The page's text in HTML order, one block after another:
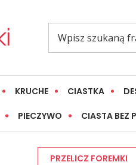
KRUCHE CIASTKA
PIECZYWO CIASTA BEZ
PRZELICZ FOREMKI